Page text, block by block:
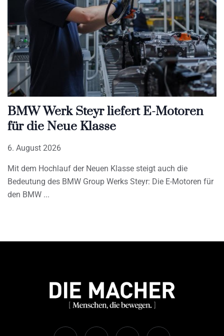
BMW Werk Steyr liefert E-Motoren
für die Neue Klasse
6. August 2026
Mit dem Hochlauf der Neuen Klasse steigt auch die
Bedeutung des BMW Group Werks Steyr: Die E-Motoren für
den BMW